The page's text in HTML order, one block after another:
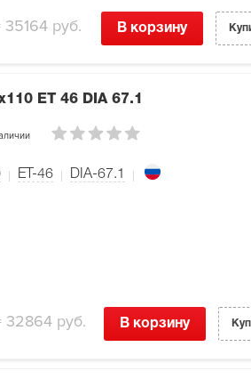
35164 руб. В корзину
ET 46 DIA 67.1
ET-46 DIA-67.1
32864 руб. В корзину